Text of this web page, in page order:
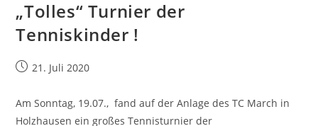
„Tolles“ Turnier der
Tenniskinder !
Beitrag21. Juli 2020
Am Sonntag, 19.07., fand auf der Anlage des TC March in
Holzhausen ein großes Tennisturnier der